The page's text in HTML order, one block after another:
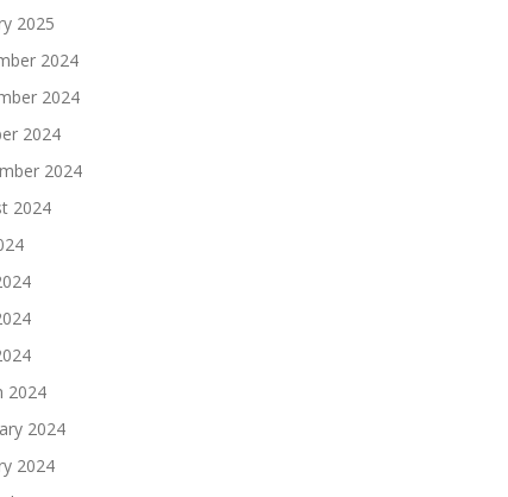
2025
2024
2024
2024
2024
2024
2024
2024
2024